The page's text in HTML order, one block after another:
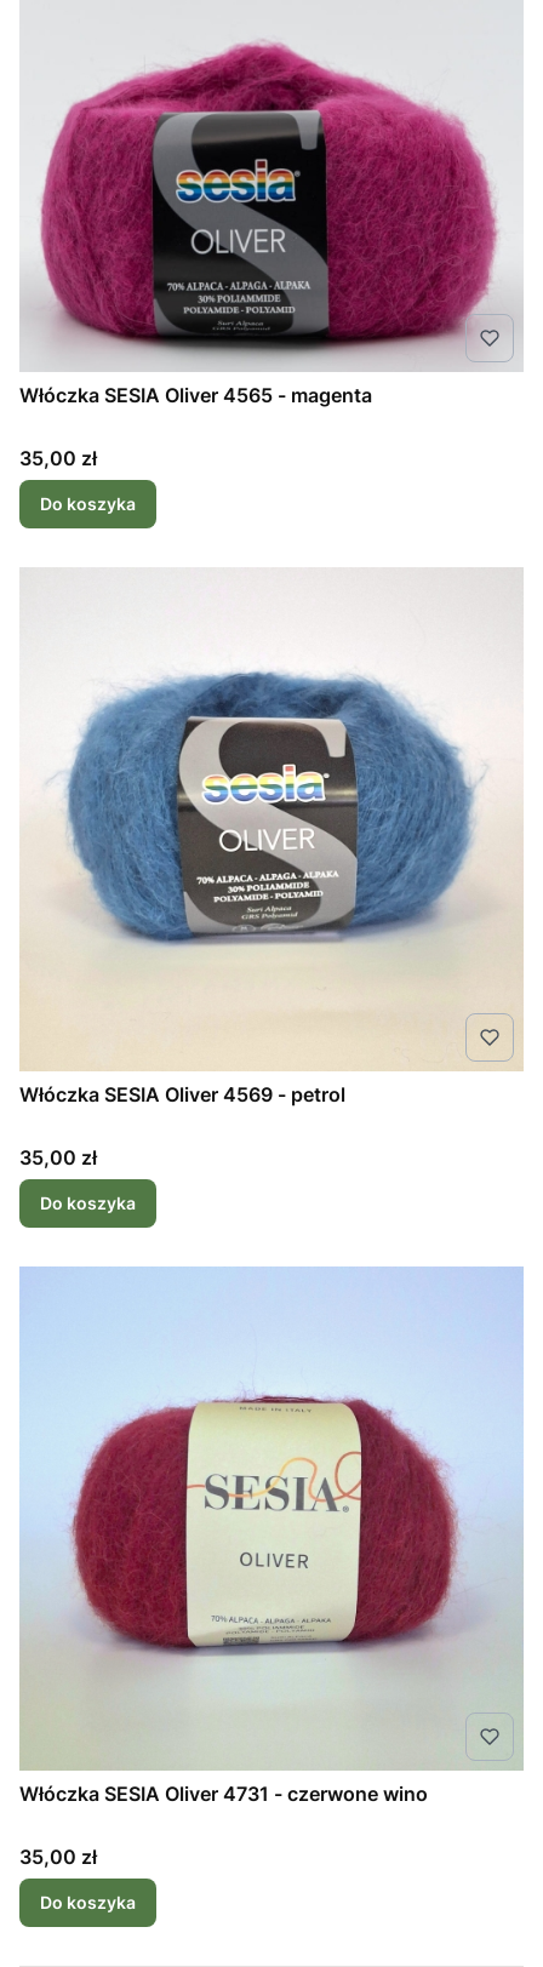
Włóczka SESIA Oliver 4565 - magenta
Cena
35,00 zł
Do koszyka
Włóczka SESIA Oliver 4569 - petrol
Cena
35,00 zł
Do koszyka
Włóczka SESIA Oliver 4731 - czerwone wino
Cena
35,00 zł
Do koszyka